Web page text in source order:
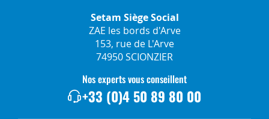
Setam Siège Social
ZAE les bords d'Arve
153, rue de L'Arve
74950 SCIONZIER
Nos experts vous conseillent
+33 (0)4 50 89 80 00